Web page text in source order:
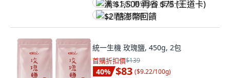
满 $1,500 再省 $75 (王道卡)
$2 酷澎幣回饋
統一生機 玫瑰鹽, 450g, 2包
首購折扣價$139
40% $83 ($9.22/100g)